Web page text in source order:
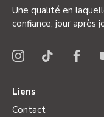
Une qualité en
confiance, jour après
Liens
Contact